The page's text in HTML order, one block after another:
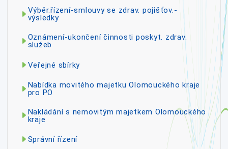
Výběr.řízení-smlouvy se zdrav. pojišťov.-
výsledky
Oznámení-ukončení činnosti poskyt. zdrav.
služeb
Veřejné sbírky
Nabídka movitého majetku Olomouckého kraje
pro PO
Nakládání s nemovitým majetkem Olomouckého
kraje
Správní řízení